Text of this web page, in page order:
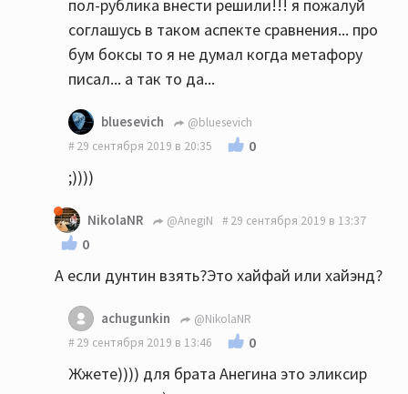
пол-рублика внести решили!!! я пожалуй
соглашусь в таком аспекте сравнения... про
бум боксы то я не думал когда метафору
писал... а так то да...
bluesevich
@bluesevich
29 сентября 2019 в 20:35
0
;))))
NikolaNR @AnegiN 29 сентября 2019 в 13:37
0
А если дунтин взять?Это хайфай или хайэнд?
achugunkin
@NikolaNR
29 сентября 2019 в 13:46
0
Жжете)))) для брата Анегина это эликсир